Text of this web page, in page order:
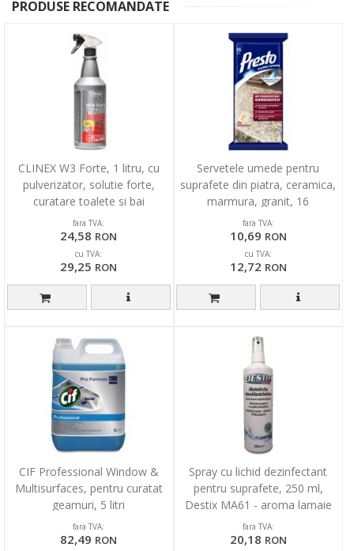
PRODUSE RECOMANDATE
CLINEX W3 Forte, 1 litru, cu
pulverizator, solutie forte,
curatare toalete si bai
fara TVA:
24,58 RON
cu TVA:
29,25 RON
Servetele umede pentru
suprafete din piatra, ceramica,
marmura, granit, 16
buc/pachet, Presto
fara TVA:
10,69 RON
cu TVA:
12,72 RON
CIF Professional Window &
Multisurfaces, pentru curatat
geamuri, 5 litri
fara TVA:
82,49 RON
Spray cu lichid dezinfectant
pentru suprafete, 250 ml,
Destix MA61 - aroma lamaie
fara TVA:
20,18 RON